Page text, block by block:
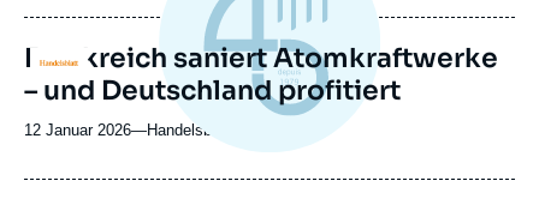
journal,
ou
émission
Logo
Frankreich saniert Atomkraftwerke
– und Deutschland profitiert
12 Januar 2026—Nom
journal,
Handelsblatt